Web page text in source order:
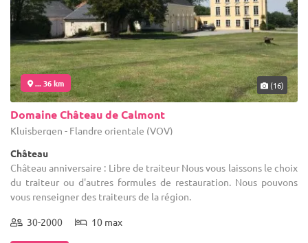
... 36 km (16)
Domaine Château de Calmont
Kluisbergen - Flandre orientale (VOV)
Château
Château anniversaire : Libre de traiteur Nous vous laissons le choix
du traiteur ou d'autres formules de restauration. Nous pouvons
vous renseigner des traiteurs de la région.
30-2000 10 max